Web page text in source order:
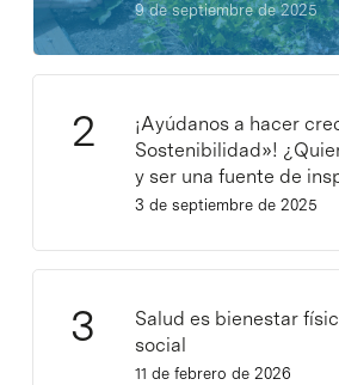
9 de septiembre de 2025
¡Ayúdanos a hacer
Sostenibilidad»!
y ser una fuente de
3 de septiembre de 2025
Salud es bienestar
social
11 de febrero de 2026